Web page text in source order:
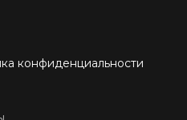
конфиденциальности